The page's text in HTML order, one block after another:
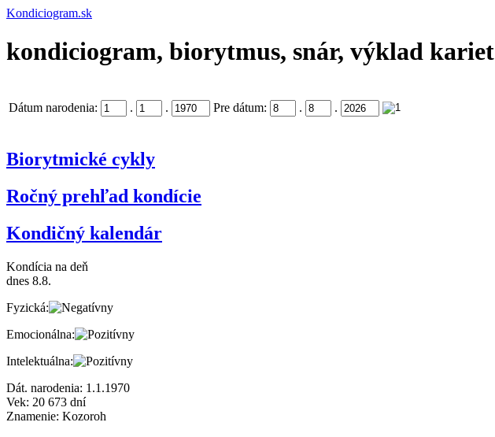
Kondiciogram.sk
kondiciogram, biorytmus, snár, výklad kariet
Dátum narodenia: . . Pre dátum: . .
Biorytmické cykly
Ročný prehľad kondície
Kondičný kalendár
Kondícia na deň
dnes 8.8.
Fyzická:
Emocionálna:
Intelektuálna:
Dát. narodenia: 1.1.1970
Vek: 20 673 dní
Znamenie: Kozoroh